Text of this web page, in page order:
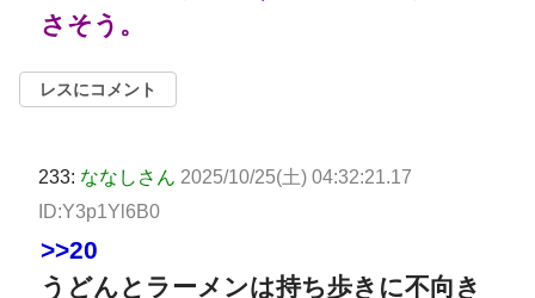
さそう。
レスにコメント
233: ななしさん 2025/10/25(土) 04:32:21.17
ID:Y3p1Yl6B0
>>20
うどんとラーメンは持ち歩きに不向き